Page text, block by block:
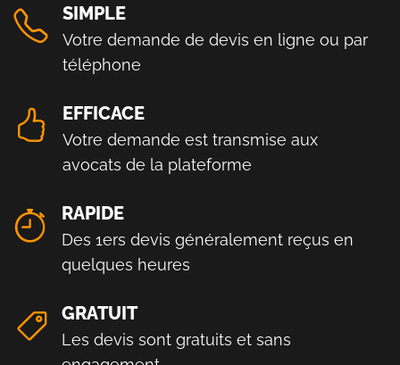
SIMPLE
Votre demande de devis en ligne ou par
téléphone
EFFICACE
Votre demande est transmise aux
avocats de la plateforme
RAPIDE
Des 1ers devis généralement reçus en
quelques heures
GRATUIT
Les devis sont gratuits et sans